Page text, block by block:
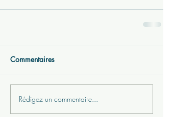
Commentaires
Rédigez un commentaire...